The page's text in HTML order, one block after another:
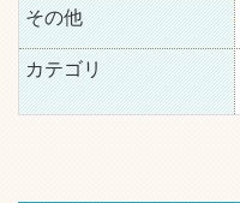
その他
カテゴリ